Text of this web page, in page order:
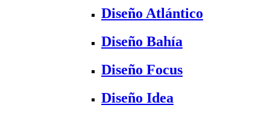
Diseño Atlántico
Diseño Bahía
Diseño Focus
Diseño Idea